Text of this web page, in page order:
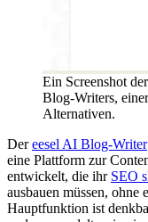
Ein Screenshot
Blog-Writers,
Alternativen.
Dereesel AI Blog-Writer
eine Plattform zur
entwickelt, die ihr SEO
ausbauen müssen, ohne
Hauptfunktion ist